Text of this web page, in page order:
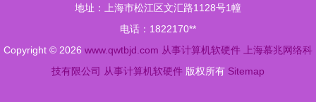
跨越
地址：上海市松江区文汇路1128号1幢
电话：1822170**
Copyright © 2026 www.qwtbjd.com 从事计算机软硬件
上海慕兆网络科
技有限公司 从事计算机软硬件 版权所有 Sitemap